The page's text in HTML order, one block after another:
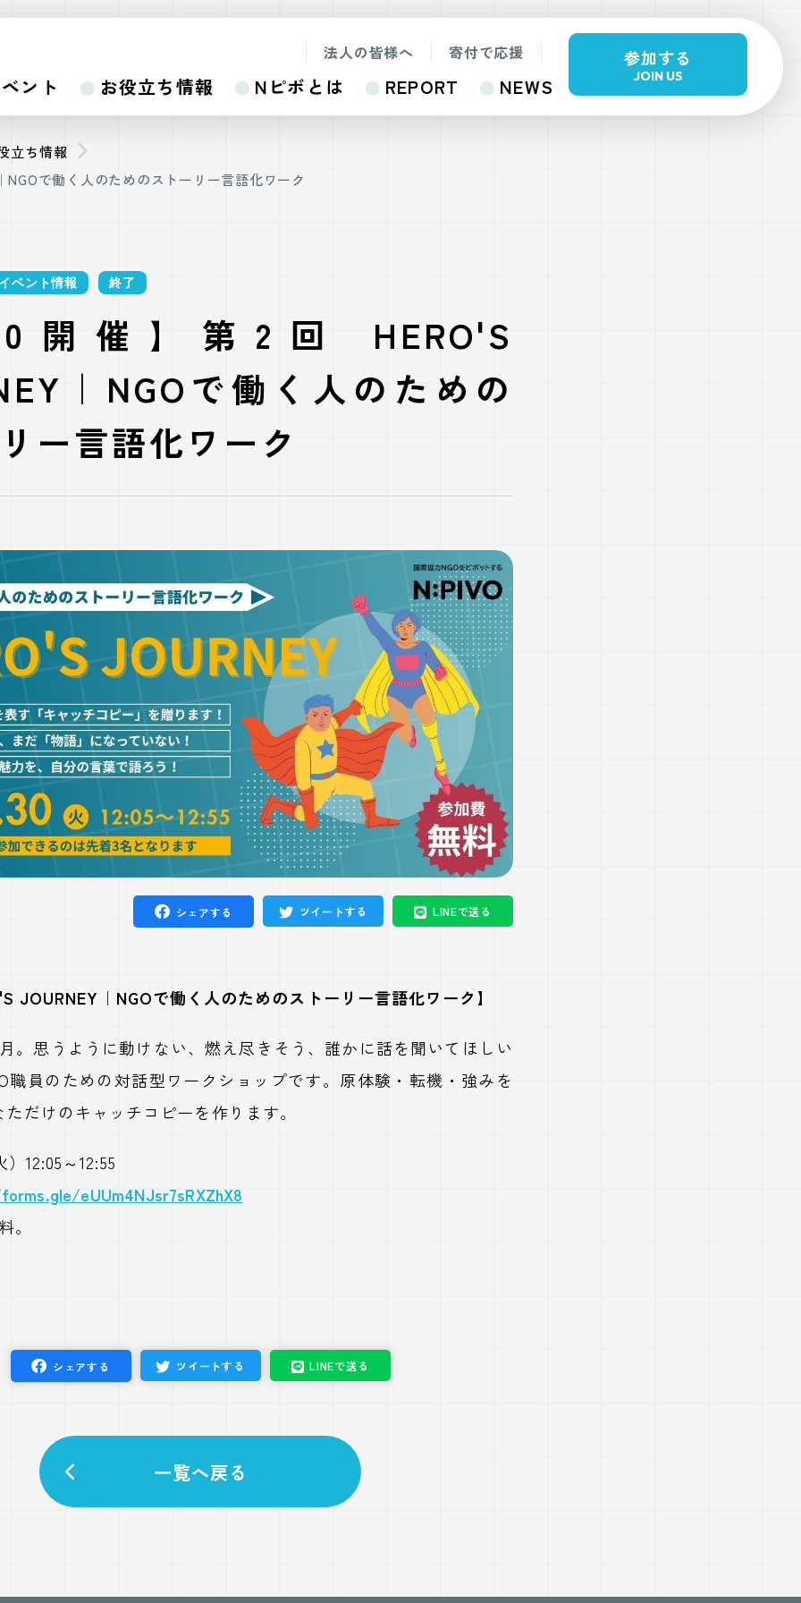
法人の皆様へ 寄付で応援
ント お役立ち情報 Nピボとは REPORT NEWS
参加する
JOIN US
立ち情報
NGOで働く人のためのストーリー言語化ワーク
ベント情報 終了
開催】第2回 HERO'S
｜NGOで働く人のための
ー言語化ワーク
シェアする ツイートする LINEで送る
JOURNEY｜NGOで働く人のためのストーリー言語化ワーク】
。思うように動けない、燃え尽きそう、誰かに話を聞いてほしい
員のための対話型ワークショップです。原体験・転機・強みを
だけのキャッチコピーを作ります。
12:05～12:55
eUUm4NJsr7sRXZhX8
。
シェアする ツイートする LINEで送る
一覧へ戻る